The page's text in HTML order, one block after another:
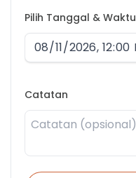
Pilih Tanggal & Waktu
Catatan